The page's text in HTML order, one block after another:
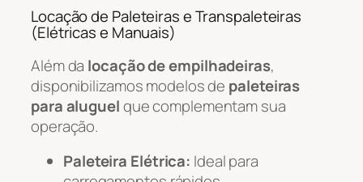
Locação de Paleteiras e Transpaleteiras
(Elétricas e Manuais)
Além da locação de empilhadeiras,
disponibilizamos modelos de paleteiras
para aluguelque complementam sua
operação.
Paleteira Elétrica: Ideal para